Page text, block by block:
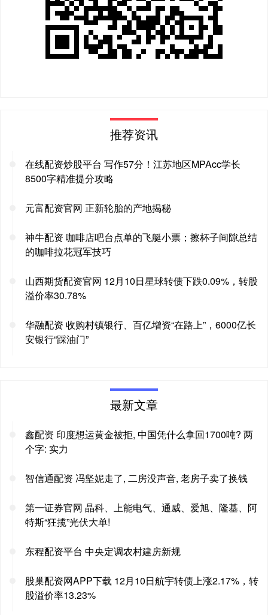
推荐资讯
在线配资炒股平台 写作57分！江苏地区MPAcc学长
8500字精准提分攻略
元富配资官网 正新轮胎的产地揭秘
神牛配资 咖啡店吧台点单的飞艇小票；擦杯子间隙总结
的咖啡拉花冠军技巧
山西期货配资官网 12月10日星球转债下跌0.09%，转股
溢价率30.78%
华融配资 收购村镇银行、百亿增资“在路上”，6000亿长
安银行“踩油门”
最新文章
鑫配资 印度想运黄金被拒, 中国凭什么拿回1700吨? 两
个字: 实力
智信通配资 冯坚妮走了, 二房没声音, 老房子卖了换钱
第一证券官网 晶科、上能电气、通威、爱旭、隆基、阿
特斯“狂揽”光伏大单!
东程配资平台 中央定调农村建房新规
股巢配资网APP下载 12月10日航宇转债上涨2.17%，转
股溢价率13.23%